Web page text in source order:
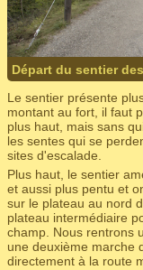
Départ du sentier
Le sentier présente
montant au fort, il faut
plus haut, mais sans
les sentes qui se
sites d'escalade.
Plus haut, le sentier
et aussi plus pentu et
sur le plateau au nord
plateau intermédiaire
champ. Nous rentrons
une deuxième marche
directement à la route